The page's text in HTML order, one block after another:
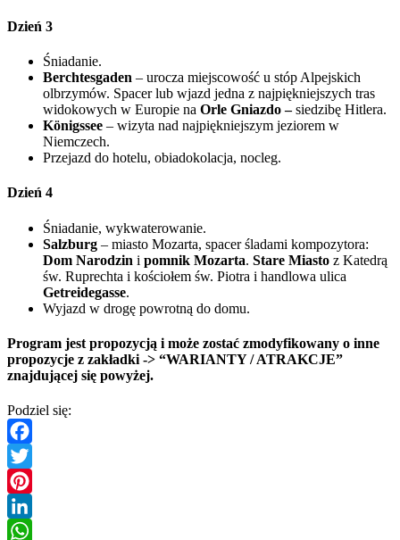
Dzień 3
Śniadanie.
Berchtesgaden – urocza miejscowość u stóp Alpejskich
olbrzymów. Spacer lub wjazd jedna z najpiękniejszych tras
widokowych w Europie na Orle Gniazdo –siedzibę Hitlera.
Königssee – wizyta nad najpiękniejszym jeziorem w
Niemczech.
Przejazd do hotelu, obiadokolacja, nocleg.
Dzień 4
Śniadanie, wykwaterowanie.
Salzburg – miasto Mozarta, spacer śladami kompozytora:
Dom Narodzin i pomnik Mozarta. Stare Miasto z Katedrą
św. Ruprechta i kościołem św. Piotra i handlowa ulica
Getreidegasse.
Wyjazd w drogę powrotną do domu.
Program jest propozycją i może zostać zmodyfikowany o inne
propozycje z zakładki -> “WARIANTY / ATRAKCJE”
znajdującej się powyżej.
Podziel się:
Facebook
Twitter
Pinterest
LinkedIn